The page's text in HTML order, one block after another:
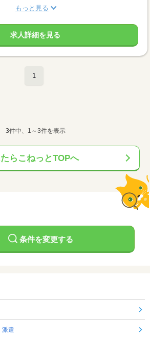
もっと見る
求人詳細を見る
1
3件中、1～3件を表示
らこねっとTOPへ
条件を変更する
遣